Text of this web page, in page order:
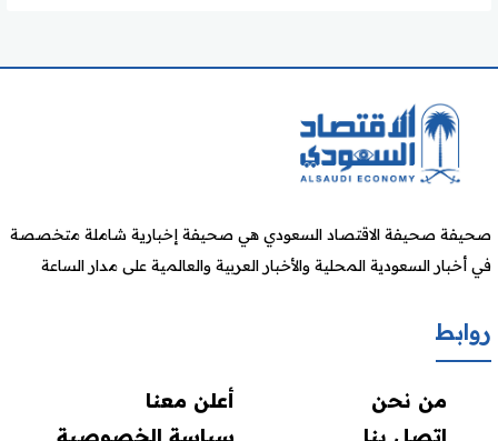
صحيفة صحيفة الاقتصاد السعودي هي صحيفة إخبارية شاملة متخصصة
في أخبار السعودية المحلية والأخبار العربية والعالمية على مدار الساعة
روابط
من نحن
أعلن معنا
اتصل بنا
سياسة الخصوصية